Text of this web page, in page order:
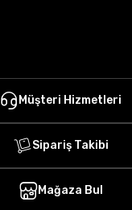
Müşteri Hizmetleri
Sipariş Takibi
Mağaza Bul